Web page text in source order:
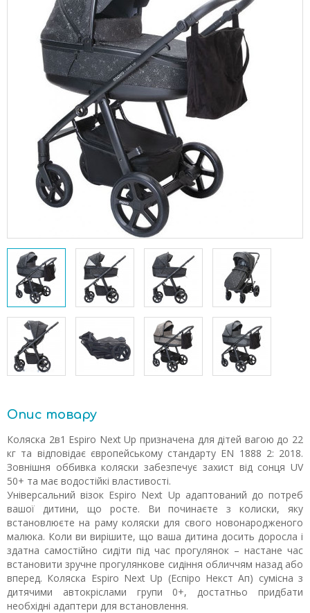
Опис товару
Коляска 2в1 Espiro Next Up призначена для дітей вагою до 22
кг та відповідає європейському стандарту EN 1888 2: 2018.
Зовнішня оббивка коляски забезпечує захист від сонця UV
50+ та має водостійкі властивості.
Універсальний візок Espiro Next Up адаптований до потреб
вашої дитини, що росте. Ви починаєте з колиски, яку
встановлюєте на раму коляски для свого новонародженого
малюка. Коли ви вирішите, що ваша дитина досить доросла і
здатна самостійно сидіти під час прогулянок – настане час
встановити зручне прогулянкове сидіння обличчям назад або
вперед. Коляска Espiro Next Up (Еспіро Некст Ап) сумісна з
дитячими автокріслами групи 0+, достатньо придбати
необхідні адаптери для встановлення.